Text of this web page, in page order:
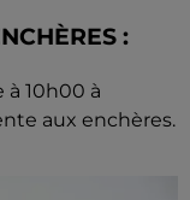
:
10h00 à
aux enchères.